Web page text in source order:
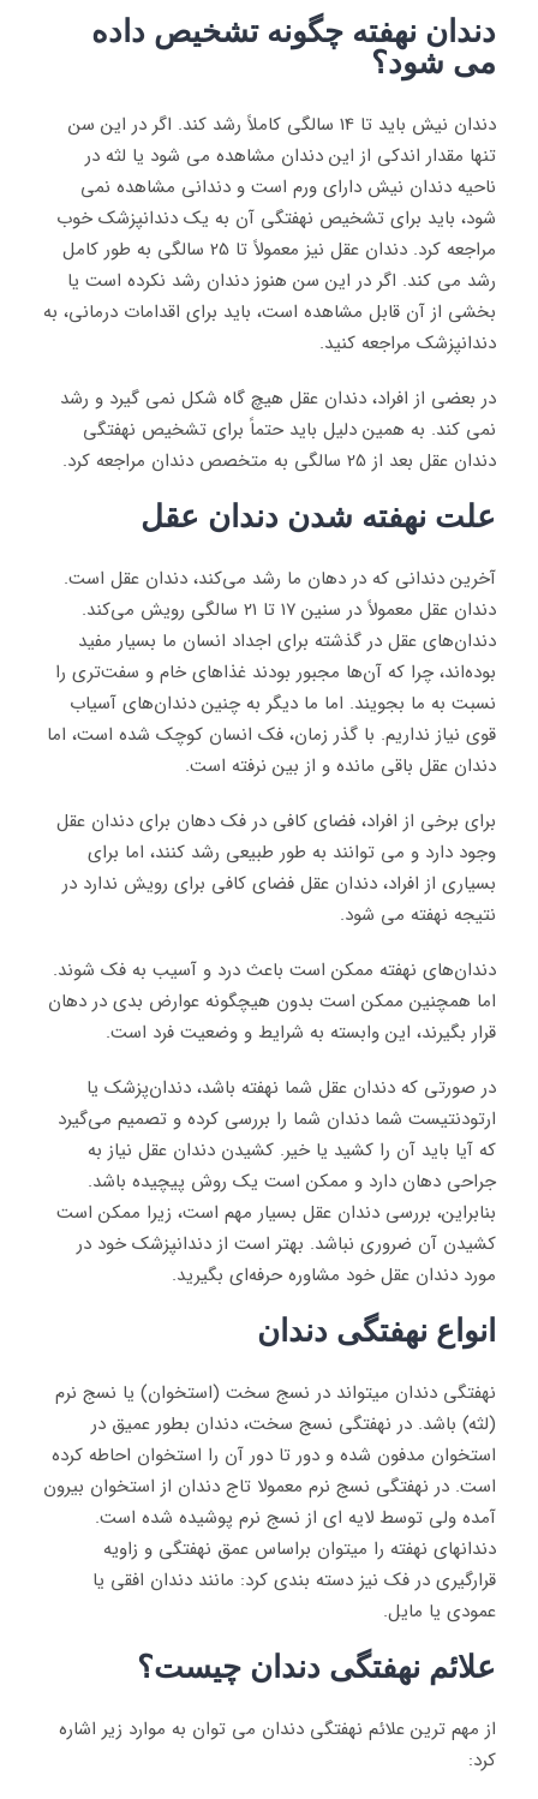
دندان نهفته چگونه تشخیص داده
می شود؟
دندان نیش باید تا 14 سالگی کاملاً رشد کند. اگر در این سن
تنها مقدار اندکی از این دندان مشاهده می شود یا لثه در
ناحیه دندان نیش دارای ورم است و دندانی مشاهده نمی
شود، باید برای تشخیص نهفتگی آن به یک دندانپزشک خوب
مراجعه کرد. دندان عقل نیز معمولاً تا 25 سالگی به طور کامل
رشد می کند. اگر در این سن هنوز دندان رشد نکرده است یا
بخشی از آن قابل مشاهده است، باید برای اقدامات درمانی، به
دندانپزشک مراجعه کنید.
در بعضی از افراد، دندان عقل هیچ گاه شکل نمی گیرد و رشد
نمی کند. به همین دلیل باید حتماً برای تشخیص نهفتگی
دندان عقل بعد از 25 سالگی به متخصص دندان مراجعه کرد.
علت نهفته شدن دندان عقل
آخرین دندانی که در دهان ما رشد می‌کند، دندان عقل است.
دندان عقل معمولاً در سنین ۱۷ تا ۲۱ سالگی رویش می‌کند.
دندان‌های عقل در گذشته برای اجداد انسان ما بسیار مفید
بوده‌اند، چرا که آن‌ها مجبور بودند غذاهای خام و سفت‌تری را
نسبت به ما بجویند. اما ما دیگر به چنین دندان‌های آسیاب
قوی نیاز نداریم. با گذر زمان، فک انسان کوچک شده است، اما
دندان عقل باقی مانده و از بین نرفته است.
برای برخی از افراد، فضای کافی در فک دهان برای دندان عقل
وجود دارد و می ‌توانند به طور طبیعی رشد کنند، اما برای
بسیاری از افراد، دندان عقل فضای کافی برای رویش ندارد در
نتیجه نهفته می شود.
دندان‌های نهفته ممکن است باعث درد و آسیب به فک شوند.
اما همچنین ممکن است بدون هیچگونه عوارض بدی در دهان
قرار بگیرند، این وابسته به شرایط و وضعیت فرد است.
در صورتی که دندان عقل شما نهفته باشد، دندان‌پزشک یا
ارتودنتیست شما دندان شما را بررسی کرده و تصمیم می‌گیرد
که آیا باید آن را کشید یا خیر. کشیدن دندان عقل نیاز به
جراحی دهان دارد و ممکن است یک روش پیچیده باشد.
بنابراین، بررسی دندان عقل بسیار مهم است، زیرا ممکن است
کشیدن آن ضروری نباشد. بهتر است از دندانپزشک خود در
مورد دندان عقل خود مشاوره حرفه‌ای بگیرید.
انواع نهفتگی دندان
نهفتگی دندان میتواند در نسج سخت (استخوان) یا نسج نرم
(لثه) باشد. در نهفتگی نسج سخت، دندان بطور عمیق در
استخوان مدفون شده و دور تا دور آن را استخوان احاطه کرده
است. در نهفتگی نسج نرم معمولا تاج دندان از استخوان بیرون
آمده ولی توسط لایه ای از نسج نرم پوشیده شده است.
دندانهای نهفته را میتوان براساس عمق نهفتگی و زاویه
قرارگیری در فک نیز دسته بندی کرد: مانند دندان افقی یا
عمودی یا مایل.
علائم نهفتگی دندان چیست؟
از مهم ترین علائم نهفتگی دندان می توان به موارد زیر اشاره
کرد: